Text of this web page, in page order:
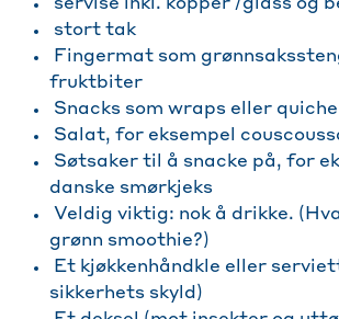
servise inkl. kopper /glass og
stort tak
Fingermat som
fruktbiter
Snacks som wraps eller quiche
Salat, for eksempel
Søtsaker til å snacke på, for
danske smørkjeks
Veldig viktig: nok å drikke.
grønn smoothie?)
Et kjøkkenhåndkle eller
sikkerhets skyld)